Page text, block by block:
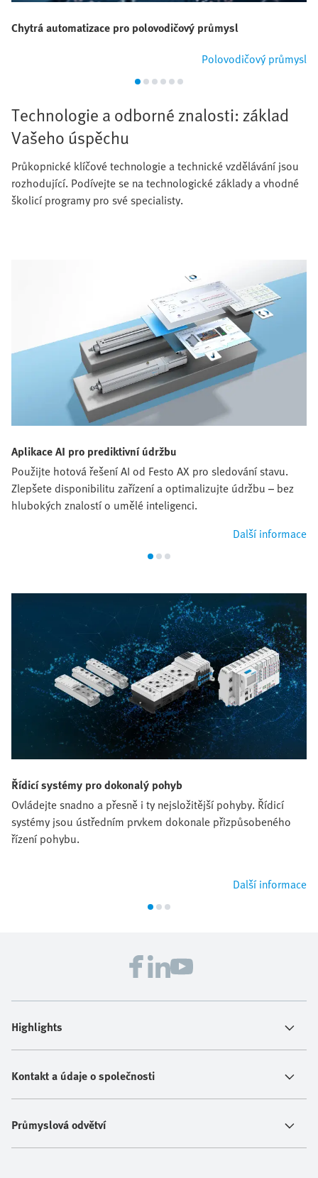
Chytrá automatizace pro polovodičový průmysl
Polovodičový průmysl
Technologie a odborné znalosti: základ
Vašeho úspěchu
Průkopnické klíčové technologie a technické vzdělávání jsou
rozhodující. Podívejte se na technologické základy a vhodné
školicí programy pro své specialisty.
Aplikace AI pro prediktivní údržbu
Použijte hotová řešení AI od Festo AX pro sledování stavu.
Zlepšete disponibilitu zařízení a optimalizujte údržbu – bez
hlubokých znalostí o umělé inteligenci.
Další informace
Řídicí systémy pro dokonalý pohyb
Ovládejte snadno a přesně i ty nejsložitější pohyby. Řídicí
systémy jsou ústředním prvkem dokonale přizpůsobeného
řízení pohybu.
Další informace
Highlights
Kontakt a údaje o společnosti
Průmyslová odvětví